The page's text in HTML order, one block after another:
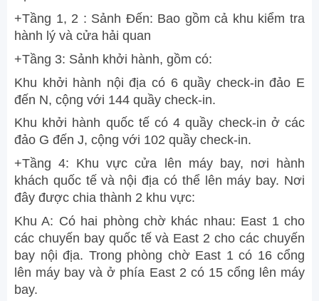
+Tầng 1, 2 : Sảnh Đến: Bao gồm cả khu kiểm tra
hành lý và cửa hải quan
+Tầng 3: Sảnh khởi hành, gồm có:
Khu khởi hành nội địa có 6 quầy check-in đảo E
đến N, cộng với 144 quầy check-in.
Khu khởi hành quốc tế có 4 quầy check-in ở các
đảo G đến J, cộng với 102 quầy check-in.
+Tầng 4: Khu vực cửa lên máy bay, nơi hành
khách quốc tế và nội địa có thể lên máy bay. Nơi
đây được chia thành 2 khu vực:
Khu A: Có hai phòng chờ khác nhau: East 1 cho
các chuyến bay quốc tế và East 2 cho các chuyến
bay nội địa. Trong phòng chờ East 1 có 16 cổng
lên máy bay và ở phía East 2 có 15 cổng lên máy
bay.